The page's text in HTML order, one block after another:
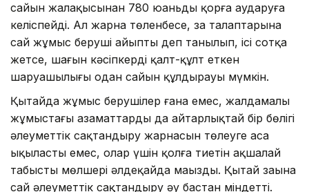
сайын жалақысынан 780 юаньды қорға аударуға
келіспейді. Ал жарна төленбесе, заң талаптарына
сай жұмыс беруші айыпты деп танылып, ісі сотқа
жетсе, шағын кәсіпкердің қалт-құлт еткен
шаруашылығы одан сайын құлдырауы мүмкін.
Қытайда жұмыс берушілер ғана емес, жалдамалы
жұмыстағы азаматтардың да айтарлықтай бір бөлігі
әлеуметтік сақтандыру жарнасын төлеуге аса
ықыласты емес, олар үшін қолға тиетін ақшалай
табыстың мөлшері әлдеқайда маңызды. Қытай заңына
сай әлеуметтік сақтандыру әу бастан міндетті.